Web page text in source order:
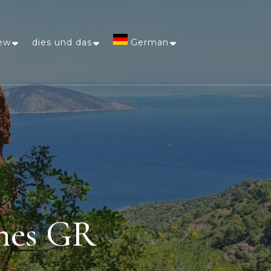
dies und das German
Dutch
English
GR